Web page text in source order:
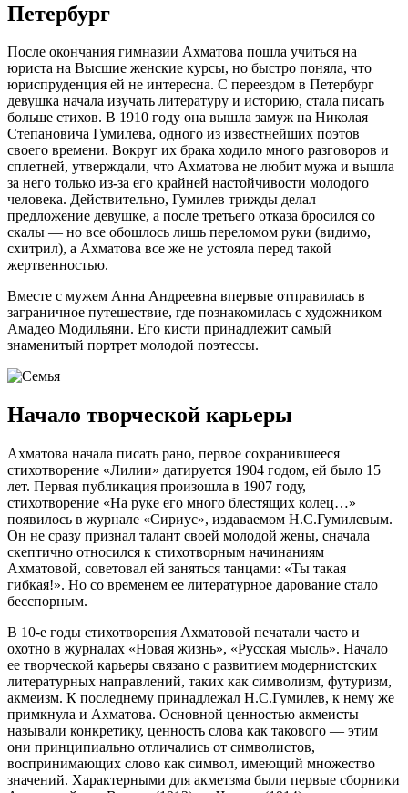
Петербург
После окончания гимназии Ахматова пошла учиться на
юриста на Высшие женские курсы, но быстро поняла, что
юриспруденция ей не интересна. С переездом в Петербург
девушка начала изучать литературу и историю, стала писать
больше стихов. В 1910 году она вышла замуж на Николая
Степановича Гумилева, одного из известнейших поэтов
своего времени. Вокруг их брака ходило много разговоров и
сплетней, утверждали, что Ахматова не любит мужа и вышла
за него только из-за его крайней настойчивости молодого
человека. Действительно, Гумилев трижды делал
предложение девушке, а после третьего отказа бросился со
скалы — но все обошлось лишь переломом руки (видимо,
схитрил), а Ахматова все же не устояла перед такой
жертвенностью.
Вместе с мужем Анна Андреевна впервые отправилась в
заграничное путешествие, где познакомилась с художником
Амадео Модильяни. Его кисти принадлежит самый
знаменитый портрет молодой поэтессы.
Начало творческой карьеры
Ахматова начала писать рано, первое сохранившееся
стихотворение «Лилии» датируется 1904 годом, ей было 15
лет. Первая публикация произошла в 1907 году,
стихотворение «На руке его много блестящих колец…»
появилось в журнале «Сириус», издаваемом Н.С.Гумилевым.
Он не сразу признал талант своей молодой жены, сначала
скептично относился к стихотворным начинаниям
Ахматовой, советовал ей заняться танцами: «Ты такая
гибкая!». Но со временем ее литературное дарование стало
бесспорным.
В 10-е годы стихотворения Ахматовой печатали часто и
охотно в журналах «Новая жизнь», «Русская мысль». Начало
ее творческой карьеры связано с развитием модернистских
литературных направлений, таких как символизм, футуризм,
акмеизм. К последнему принадлежал Н.С.Гумилев, к нему же
примкнула и Ахматова. Основной ценностью акмеисты
называли конкретику, ценность слова как такового — этим
они принципиально отличались от символистов,
воспринимающих слово как символ, имеющий множество
значений. Характерными для акметзма были первые сборники